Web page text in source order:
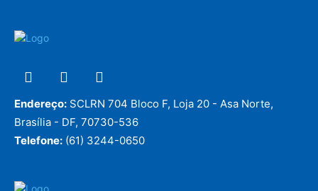
Endereço: SCLRN 704 Bloco F, Loja 20 - Asa Norte,
Brasília - DF, 70730-536
Telefone: (61) 3244-0650